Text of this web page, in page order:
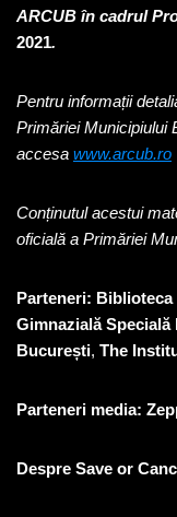
ARCUB în cadrul
2021.
Pentru informații
Primăriei Municipiului
accesa www.arcub.ro
Conținutul acestui
oficială a Primăriei
Parteneri:
Gimnazială Specială
București, The
Parteneri media:
Despre Save or